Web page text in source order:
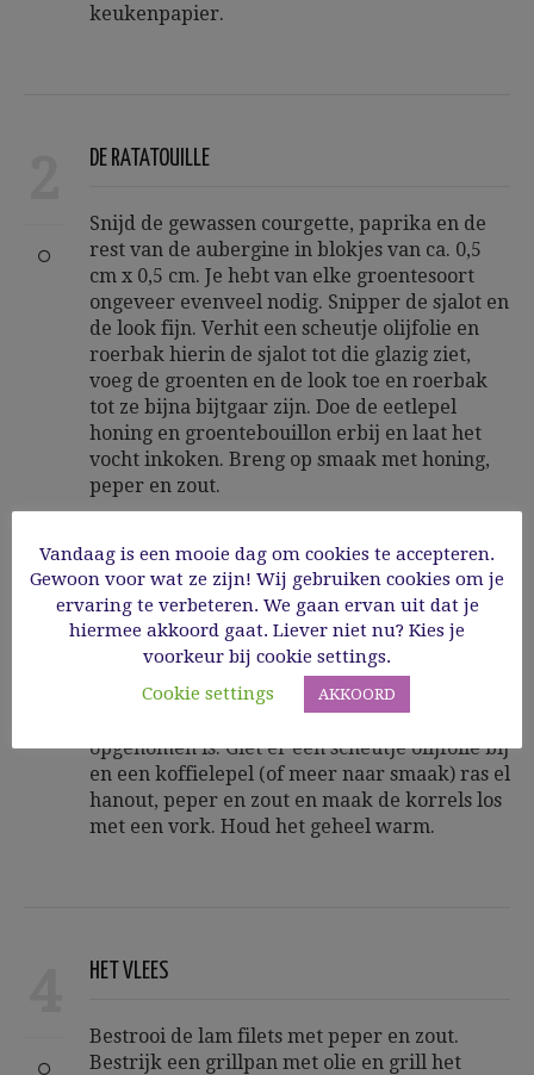
keukenpapier.
DE RATATOUILLE
Snijd de gewassen courgette, paprika en de
rest van de aubergine in blokjes van ca. 0,5
cm x 0,5 cm. Je hebt van elke groentesoort
ongeveer evenveel nodig. Snipper de sjalot en
de look fijn. Verhit een scheutje olijfolie en
roerbak hierin de sjalot tot die glazig ziet,
voeg de groenten en de look toe en roerbak
tot ze bijna bijtgaar zijn. Doe de eetlepel
honing en groentebouillon erbij en laat het
vocht inkoken. Breng op smaak met honing,
peper en zout.
DE COUSCOUS
Giet 1 kopje kokende kippenbouillon over de
opgenomen is. Giet er een scheutje olijfolie bij
en een koffielepel (of meer naar smaak) ras el
hanout, peper en zout en maak de korrels los
met een vork. Houd het geheel warm.
HET VLEES
Bestrooi de lam filets met peper en zout.
Bestrijk een grillpan met olie en grill het
Vandaag is een mooie dag om cookies te accepteren.
Gewoon voor wat ze zijn! Wij gebruiken cookies om je
ervaring te verbeteren. We gaan ervan uit dat je
hiermee akkoord gaat. Liever niet nu? Kies je
voorkeur bij cookie settings.
Cookie settings
AKKOORD